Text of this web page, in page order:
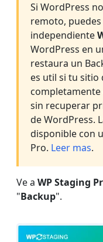
Si WordPress
remoto,
independiente
WordPress en
restaura un
es util si tu sitio
sin recuperar
de WordPress.
disponible con
Pro. Leer mas.
Ve a WP Staging
"Backup".